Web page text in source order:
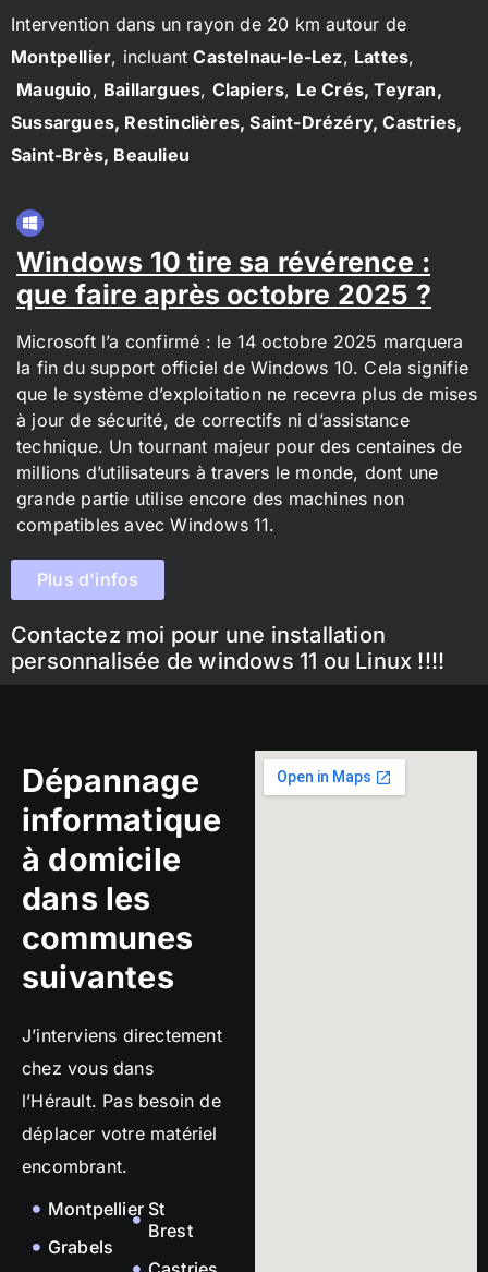
Intervention dans un rayon de 20 km autour de
Montpellier, incluantCastelnau-le-Lez, Lattes,
Mauguio, Baillargues, Clapiers, Le Crés, Teyran,
Sussargues, Restinclières, Saint-Drézéry, Castries,
Saint-Brès, Beaulieu
Windows 10 tire sa révérence :
que faire après octobre 2025 ?
Microsoft l’a confirmé : le 14 octobre 2025 marquera
la fin du support officiel de Windows 10. Cela signifie
que le système d’exploitation ne recevra plus de mises
à jour de sécurité, de correctifs ni d’assistance
technique. Un tournant majeur pour des centaines de
millions d’utilisateurs à travers le monde, dont une
grande partie utilise encore des machines non
compatibles avec Windows 11.
Plus d'infos
Contactez moi pour une installation
personnalisée de windows 11 ou Linux !!!!
Dépannage
informatique
à domicile
dans les
communes
suivantes
J’interviens directement
chez vous dans
l’Hérault. Pas besoin de
déplacer votre matériel
encombrant.
Montpellier
Grabels
St
Brest